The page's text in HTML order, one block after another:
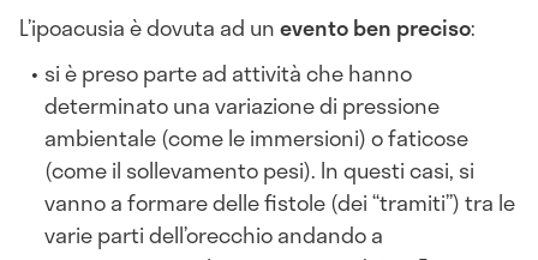
L’ipoacusia è dovuta ad unevento ben preciso:
si è preso parte ad attività che hanno
determinato una variazione di pressione
ambientale (come le immersioni) o faticose
(come il sollevamento pesi). In questi casi, si
vanno a formare delle fistole (dei “tramiti”) tra le
varie parti dell’orecchio andando a